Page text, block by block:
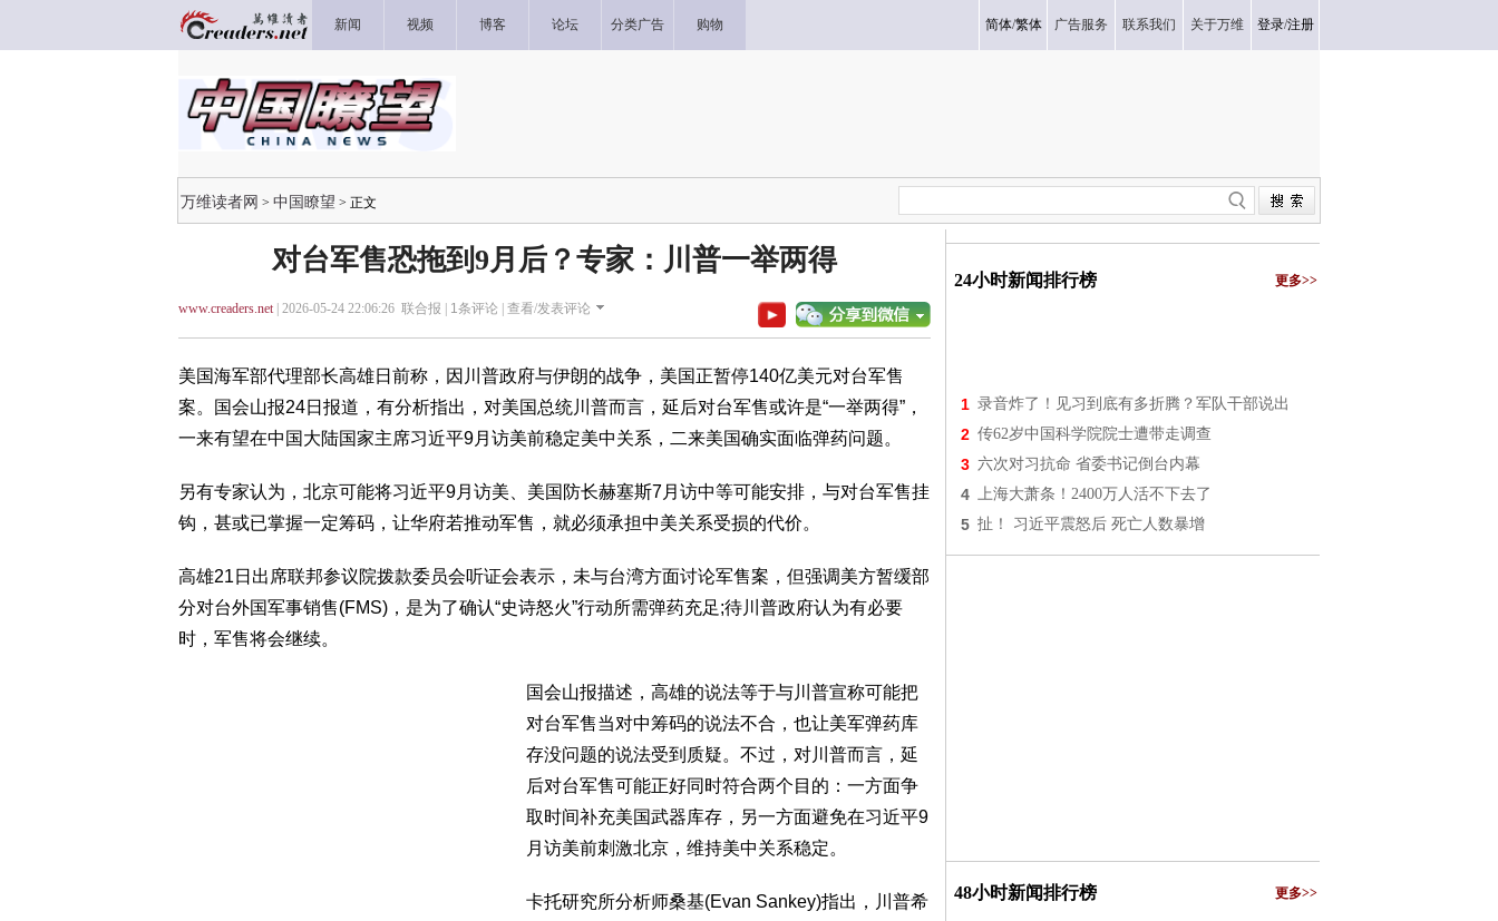
新闻 视频 博客 论坛 分类广告 购物 简体/繁体 广告服务 联系我们 关于万维 登录/注册
万维读者网 > 中国瞭望 > 正文
对台军售恐拖到9月后？专家：川普一举两得
www.creaders.net| 2026-05-24 22:06:26 联合报 | 1条评论 | 查看/发表评论
美国海军部代理部长高雄日前称，因川普政府与伊朗的战争，美国正暂停140亿美元对台军售
案。国会山报24日报道，有分析指出，对美国总统川普而言，延后对台军售或许是“一举两得”，
一来有望在中国大陆国家主席习近平9月访美前稳定美中关系，二来美国确实面临弹药问题。
另有专家认为，北京可能将习近平9月访美、美国防长赫塞斯7月访中等可能安排，与对台军售挂
钩，甚或已掌握一定筹码，让华府若推动军售，就必须承担中美关系受损的代价。
高雄21日出席联邦参议院拨款委员会听证会表示，未与台湾方面讨论军售案，但强调美方暂缓部
分对台外国军事销售(FMS)，是为了确认“史诗怒火”行动所需弹药充足;待川普政府认为有必要
时，军售将会继续。
国会山报描述，高雄的说法等于与川普宣称可能把
对台军售当对中筹码的说法不合，也让美军弹药库
存没问题的说法受到质疑。不过，对川普而言，延
后对台军售可能正好同时符合两个目的：一方面争
取时间补充美国武器库存，另一方面避免在习近平9
月访美前刺激北京，维持美中关系稳定。
卡托研究所分析师桑基(Evan Sankey)指出，川普希
24小时新闻排行榜 更多>>
1 录音炸了！见习到底有多折腾？军队干部说出
2 传62岁中国科学院院士遭带走调查
3 六次对习抗命 省委书记倒台内幕
4 上海大萧条！2400万人活不下去了
5 扯！ 习近平震怒后 死亡人数暴增
48小时新闻排行榜 更多>>